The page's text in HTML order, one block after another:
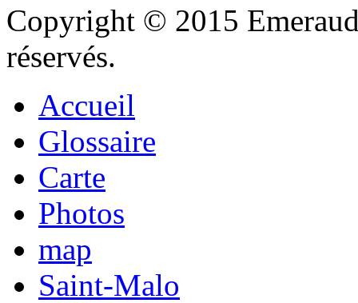
Copyright © 2015
réservés.
Accueil
Glossaire
Carte
Photos
map
Saint-Malo